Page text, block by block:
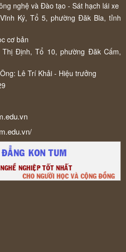
nghệ và Đào tạo - Sát hạch lái xe
Ký, Tổ 5, phường Đăk Bla, tỉnh
cơ bản
Định, Tổ 10, phường Đăk Cấm,
Lê Trí Khải - Hiệu trưởng